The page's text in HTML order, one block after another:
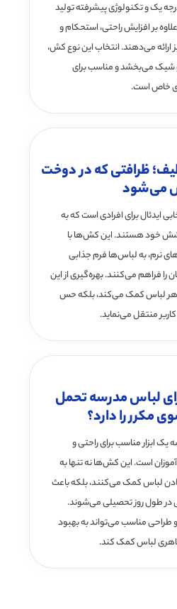
یک و تکنولوژی پیشرفته تولید
بر افزایش راحتی، استحکام و
ارائه می‌دهند. انتخاب این نوع کش،
شیک می‌بخشد و مناسب برای
خاص است.
ظرافتی که در دوخت
می‌شود
ایدئال برای افرادی است که به
خود هستند. این کش‌ها با
نرم، به لباس‌ها فرم جذابی
فراهم می‌کنند. بهره‌گیری از این
لباس کمک می‌کند، بلکه حس
منتقل می‌نماید.
لباس مدرسه تحمل
را دارد؟
ابزار مناسب برای راحتی و
است. این کش‌ها نه تنها به
لباس کمک می‌کنند، بلکه باعث
در طول روز تحصیلی می‌شوند.
مناسب می‌تواند به بهبود
لباس کمک کند.